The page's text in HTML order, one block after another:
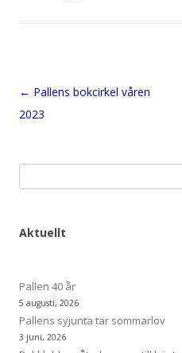
Inläggsnavigering
← Pallens bokcirkel våren
2023
efter:
Aktuellt
Pallen 40 år
5 augusti, 2026
Pallens syjunta tar sommarlov
3 juni, 2026